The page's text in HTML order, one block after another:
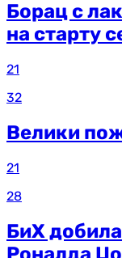
Борац с
на старту
21
32
Велики
21
28
БиХ добила